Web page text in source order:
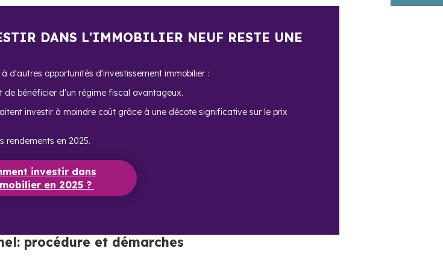
DANS L'IMMOBILIER NEUF RESTE UNE
d'autres opportunités d'investissement immobilier :
bénéficier d'un régime fiscal avantageux.
investir à moindre coût grâce à une décote significative sur le prix
rendements en 2025.
investir dans
en 2025 ?
procédure et démarches